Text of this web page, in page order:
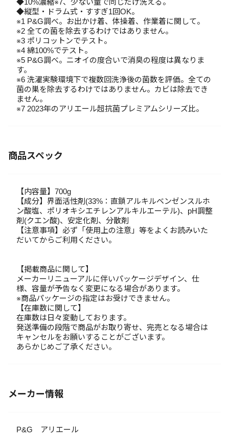
◆10%濃縮※7、少ない量で同じだけ洗える。
◆縦型・ドラム式・すすぎ1回OK。
※1 P&G調べ。お出かけ着、体操着、作業着に関して。
※2 全ての菌を除去するわけではありません。
※3 ポリコットンでテスト。
※4 綿100%でテスト。
※5 P&G調べ。ニオイの度合いで消臭の程度は異なりま
す。
※6 洗濯実験環境下で複数回洗浄後の菌数を評価。全ての
菌の巣を除去するわけではありません。カビは除去でき
ません。
※7 2023年のアリエール超抗菌プレミアムシリーズ比。
商品スペック
【内容量】700g
【成分】界面活性剤(33%：直鎖アルキルベンゼンスルホ
ン酸塩、ポリオキシエチレンアルキルエーテル)、pH調整
剤(クエン酸)、安定化剤、分散剤
【注意事項】必ず「使用上の注意」等をよくお読みいた
だいてからご利用ください。
【掲載商品に関して】
メーカーリニューアルに伴いパッケージデザイン、仕
様、容量が予告なく変更になる場合があります。
※商品パッケージの指定はお受けできません。
【在庫数に関して】
在庫数は日々変動しております。
発送準備の段階で商品がお取り寄せ、完売となる場合は
キャンセルをお願いすることがございます。
あらかじめご了承ください。
メーカー情報
P&G アリエール